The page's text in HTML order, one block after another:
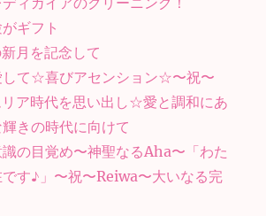
ギフト
月を記念して
て☆喜びアセンション☆〜祝〜
ア時代を思い出し☆愛と調和にあ
きの時代に向けて
の目覚め〜神聖なるAha〜「わた
です♪」〜祝〜Reiwa〜大いなる完